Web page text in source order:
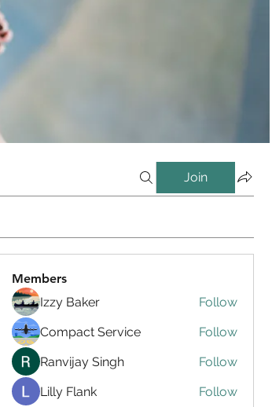
Join
Members
Izzy Baker
Follow
Compact Service
Follow
Ranvijay Singh
Follow
Lilly Flank
Follow